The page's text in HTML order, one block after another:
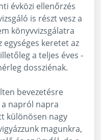
évközi ellenőrzés
is részt vesz a
könyvvizsgálatra
egységes keretet az
a teljes éves -
dossziénak.
bevezetésre
napról napra
különösen nagy
magunkra,